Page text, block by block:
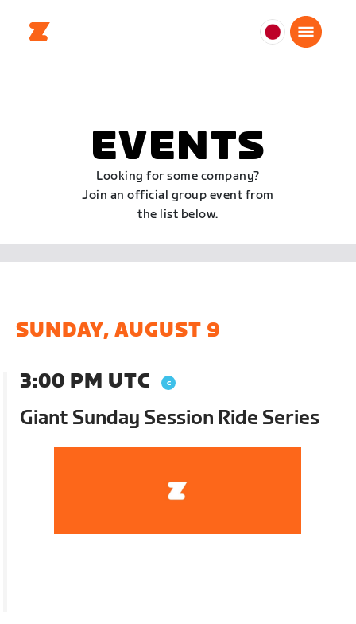
日
EVENTS
Looking for some company?
Join an official group event from
the list below.
SUNDAY, AUGUST 9
3:00 PM UTC
Giant Sunday Session Ride Series